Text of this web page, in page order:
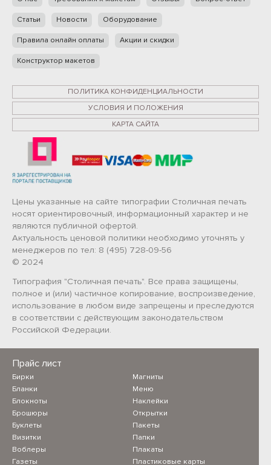
Прайс лист
Бирки
Бланки
Блокноты
Брошюры
Буклеты
Визитки
Воблеры
Газеты
Магниты
Меню
Наклейки
Открытки
Пакеты
Папки
Плакаты
Пластиковые карты
Статьи Новости Оборудование
Правила онлайн оплаты Акции и скидки
Конструктор макетов
ПОЛИТИКА КОНФИДЕНЦИАЛЬНОСТИ
УСЛОВИЯ И ПОЛОЖЕНИЯ
КАРТА САЙТА
Цены указанные на сайте типографии Столичная печать
носят ориентировочный, информационный характер и не
являются публичной офертой.
Актуальность ценовой политики необходимо уточнять у
менеджеров по тел: 8 (495) 728-09-56
© 2024
Типография "Столичная печать". Все права защищены,
полное и (или) частичное копирование, воспроизведение,
использование в любом виде запрещены и преследуются
в соответствии с действующим законодательством
Российской Федерации.